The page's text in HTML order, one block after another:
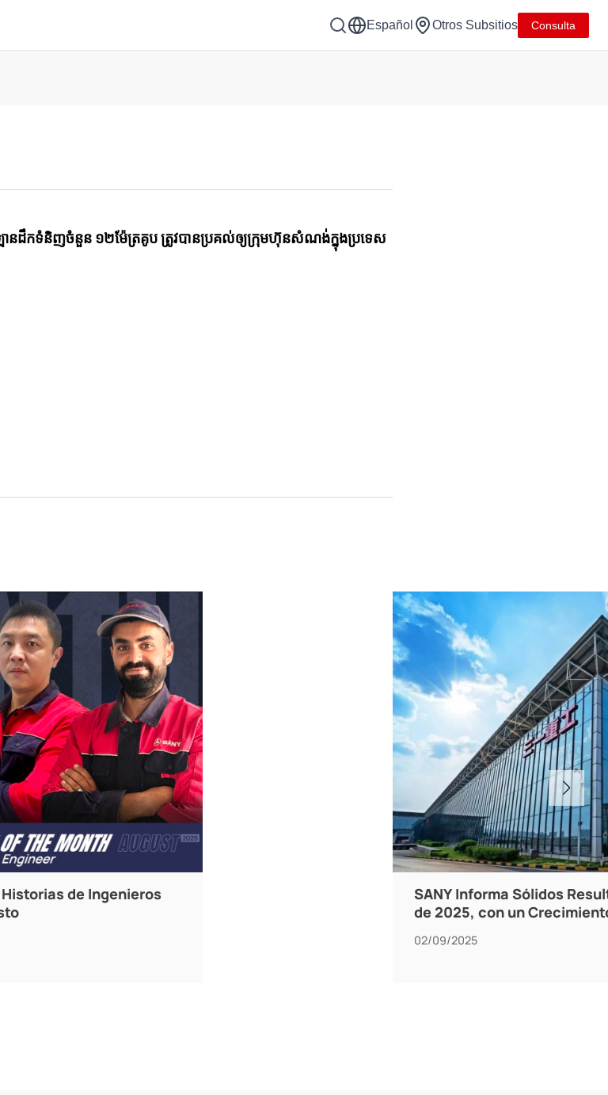
Español Otros Subsitios Consulta
ន​ដឹក​ទំនិញ​ចំនួន ១២​ម៉ែត្រគូប ត្រូវ​បាន​ប្រគល់​ឲ្យ​ក្រុមហ៊ុន​សំណង់​ក្នុង​ប្រទេស​
de Ingenieros
SANY Informa Sólidos
de 2025, con un
02/09/2025